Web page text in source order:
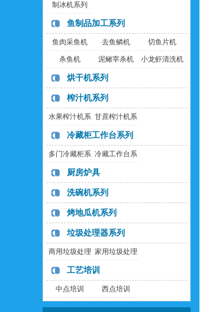
制冰机系列
鱼制品加工系列
鱼肉采鱼机 去鱼鳞机 切鱼片机
杀鱼机 泥鳅宰杀机 小龙虾清洗机
烘干机系列
榨汁机系列
水果榨汁机系
列
甘蔗榨汁机系
列
冷藏柜工作台系列
多门冷藏柜系
列
冷藏工作台系
厨房炉具
洗碗机系列
烤地瓜机系列
垃圾处理器系列
商用垃圾处理
器
家用垃圾处理
工艺培训
中点培训 西点培训